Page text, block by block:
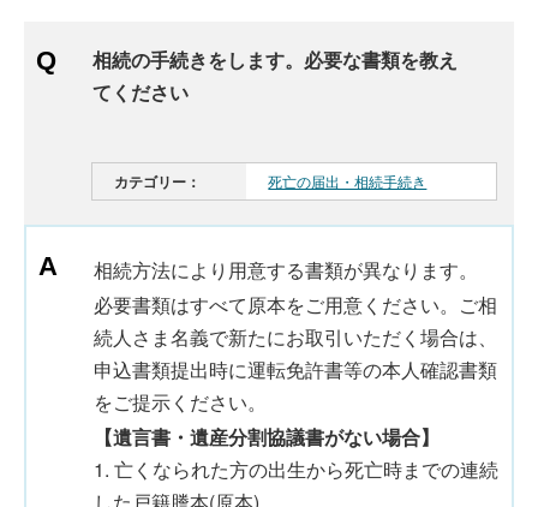
相続の手続きをします。必要な書類を教え
てください
カテゴリー： 死亡の届出・相続手続き
相続方法により用意する書類が異なります。
必要書類はすべて原本をご用意ください。ご相
続人さま名義で新たにお取引いただく場合は、
申込書類提出時に運転免許書等の本人確認書類
をご提示ください。
【遺言書・遺産分割協議書がない場合】
1. 亡くなられた方の出生から死亡時までの連続